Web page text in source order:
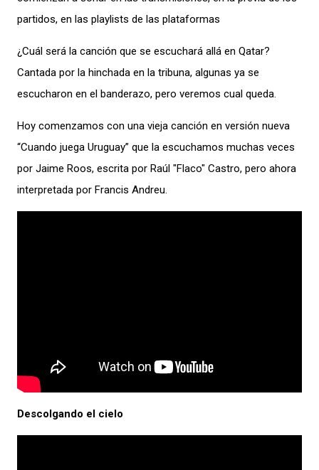
partidos, en las playlists de las plataformas
¿Cuál será la canción que se escuchará allá en Qatar?
Cantada por la hinchada en la tribuna, algunas ya se
escucharon en el banderazo, pero veremos cual queda.
Hoy comenzamos con una vieja canción en versión nueva
“Cuando juega Uruguay” que la escuchamos muchas veces
por Jaime Roos, escrita por Raúl "Flaco" Castro, pero ahora
interpretada por Francis Andreu.
Descolgando el cielo